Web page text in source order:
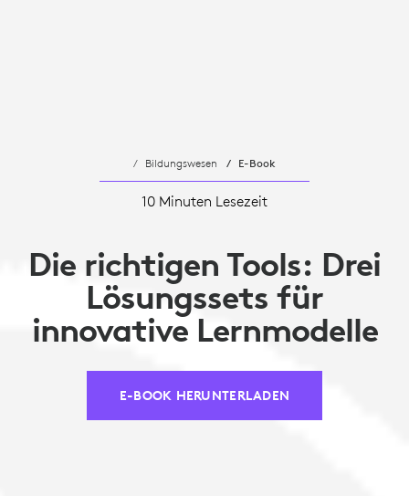
Bildungswesen E-Book
10 Minuten Lesezeit
Die richtigen Tools: Drei
Lösungssets für
innovative Lernmodelle
E-BOOK HERUNTERLADEN